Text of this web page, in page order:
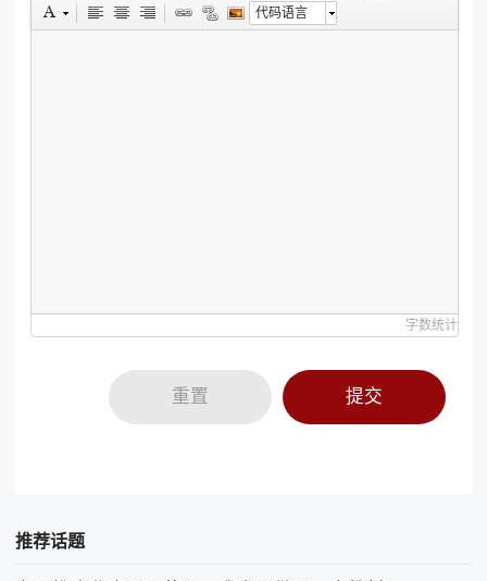
代码语言
字数统计
重置 提交
推荐话题